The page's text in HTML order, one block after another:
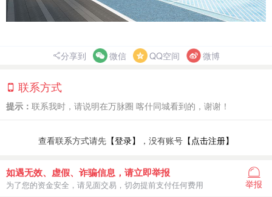
分享到 微信 QQ空间 微博
联系方式
提示： 联系我时，请说明在万脉圈 喀什同城看到的，谢谢！
查看联系方式请先 【登录】 ，没有账号 【点击注册】
如遇无效、虚假、诈骗信息，请立即举报
为了您的资金安全，请见面交易，切勿提前支付任何费用 举报